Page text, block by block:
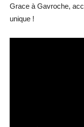
Grace à Gavroche,
unique !